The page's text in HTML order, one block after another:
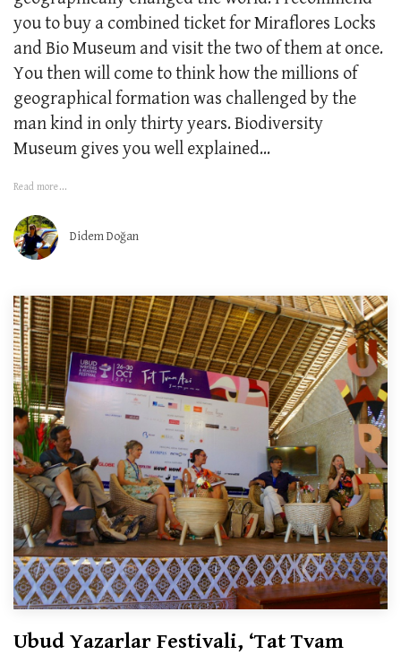
you to buy a combined ticket for Miraflores Locks
and Bio Museum and visit the two of them at once.
You then will come to think how the millions of
geographical formation was challenged by the
man kind in only thirty years. Biodiversity
Museum gives you well explained...
Read more...
Didem Doğan
Ubud Yazarlar Festivali, ‘Tat Tvam